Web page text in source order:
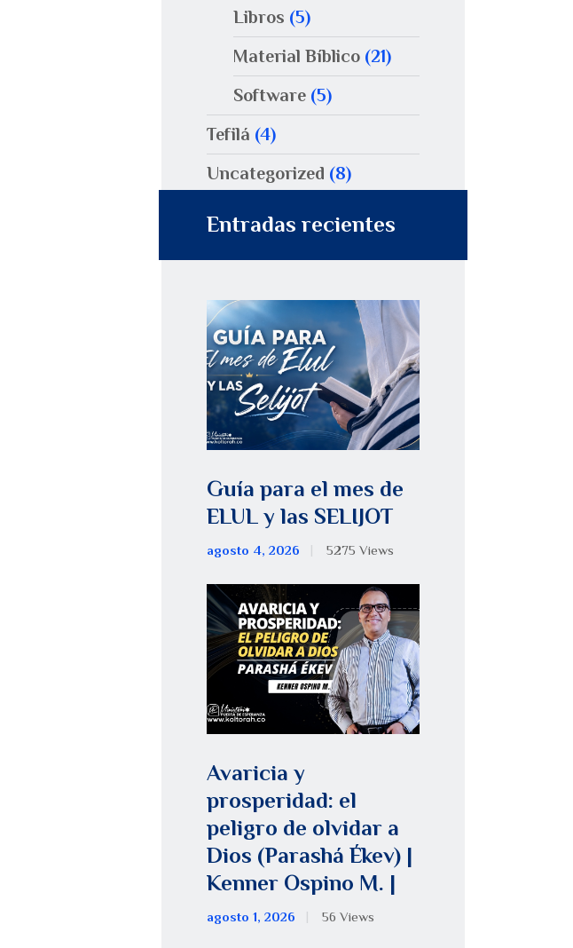
Libros (5)
Material Bíblico (21)
Software (5)
Tefilá (4)
Uncategorized (8)
Entradas recientes
Guía para el mes de
ELUL y las SELIJOT
agosto 4, 2026 5275 Views
Avaricia y
prosperidad: el
peligro de olvidar a
Dios (Parashá Ékev) |
Kenner Ospino M. |
agosto 1, 2026 56 Views